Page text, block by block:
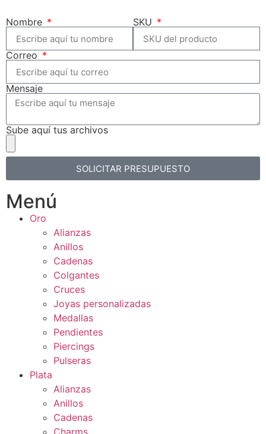
Nombre SKU
Correo
Mensaje
Sube aquí tus archivos
SOLICITAR PRESUPUESTO
Menú
Oro
Alianzas
Anillos
Cadenas
Colgantes
Cruces
Joyas personalizadas
Medallas
Pendientes
Piercings
Pulseras
Plata
Alianzas
Anillos
Cadenas